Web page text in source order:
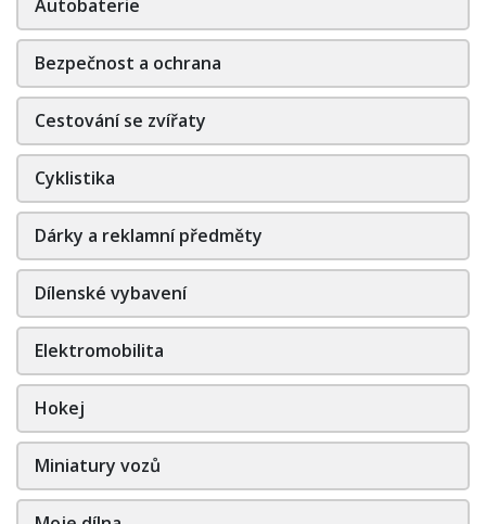
Autobaterie
Bezpečnost a ochrana
Cestování se zvířaty
Cyklistika
Dárky a reklamní předměty
Dílenské vybavení
Elektromobilita
Hokej
Miniatury vozů